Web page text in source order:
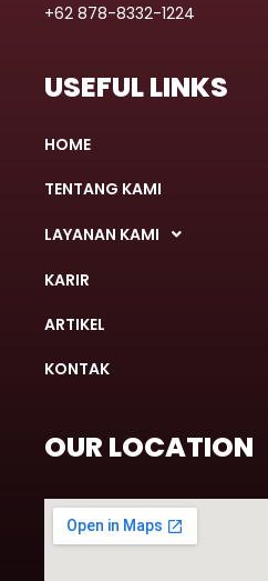
+62 878-8332-1224
USEFUL LINKS
HOME
TENTANG KAMI
LAYANAN KAMI
KARIR
ARTIKEL
KONTAK
OUR LOCATION